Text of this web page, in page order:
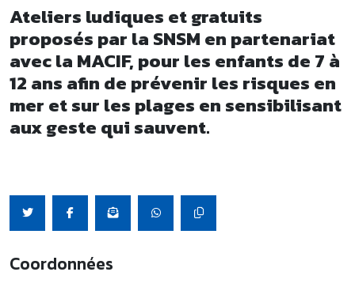
Ateliers ludiques et gratuits
proposés par la SNSM en partenariat
avec la MACIF, pour les enfants de 7 à
12 ans afin de prévenir les risques en
mer et sur les plages en sensibilisant
aux geste qui sauvent.
Coordonnées